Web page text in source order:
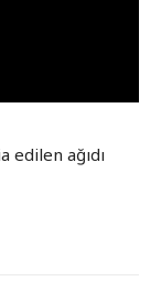
edilen ağıdı